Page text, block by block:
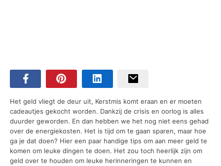
Het geld vliegt de deur uit, Kerstmis komt eraan en er moeten
cadeautjes gekocht worden. Dankzij de crisis en oorlog is alles
duurder geworden. En dan hebben we het nog niet eens gehad
over de energiekosten. Het is tijd om te gaan sparen, maar hoe
ga je dat doen? Hier een paar handige tips om aan meer geld te
komen om leuke dingen te doen. Het zou toch heerlijk zijn om
geld over te houden om leuke herinneringen te kunnen en